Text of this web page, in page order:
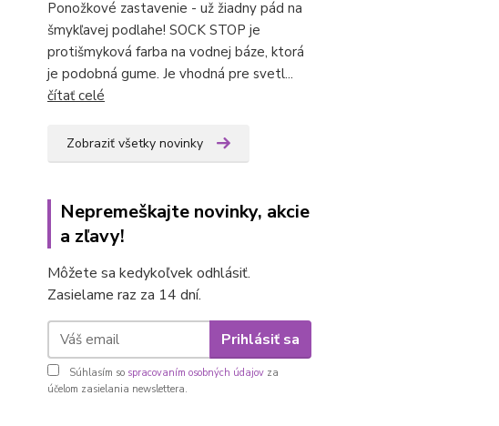
Ponožkové zastavenie - už žiadny pád na
šmykľavej podlahe! SOCK STOP je
protišmyková farba na vodnej báze, ktorá
je podobná gume. Je vhodná pre svetl...
čítať celé
Zobraziť všetky novinky
Nepremeškajte novinky, akcie
a zľavy!
Môžete sa kedykoľvek odhlásiť.
Zasielame raz za 14 dní.
Prihlásiť sa
Súhlasím so spracovaním osobných údajov za
účelom zasielania newslettera.